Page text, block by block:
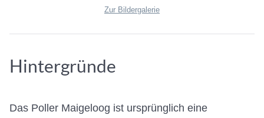
Zur Bildergalerie
Hintergründe
Das Poller Maigeloog ist ursprünglich eine